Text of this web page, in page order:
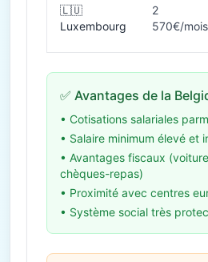
🇱🇺
Luxembourg
2
570€/mois
✅ Avantages de la
• Cotisations salariales
• Salaire minimum élevé et
• Avantages fiscaux
chèques-repas)
• Proximité avec centres
• Système social très